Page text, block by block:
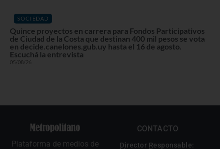
SOCIEDAD
Quince proyectos en carrera para Fondos Participativos
de Ciudad de la Costa que destinan 400 mil pesos se vota
en decide.canelones.gub.uy hasta el 16 de agosto.
Escuchá la entrevista
05/08/26
Plataforma de medios de
CONTACTO
Director Responsable: